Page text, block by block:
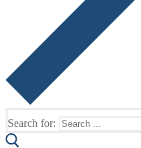
Search for: